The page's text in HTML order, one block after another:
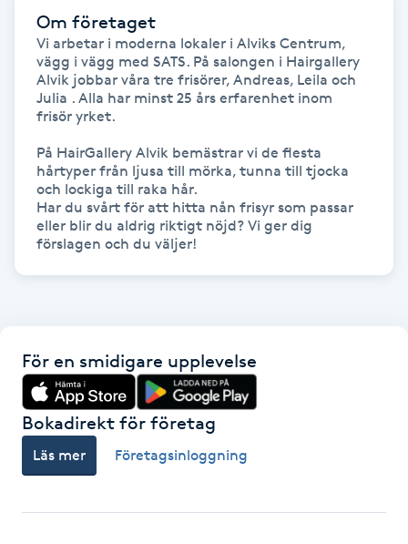
Herrklippning
HIFU
Hot Stone Massage
Hot yoga
Hudvård
Hyaluronsyra
Om företaget
Vi arbetar i moderna lokaler i Alviks Centrum,
vägg i vägg med SATS. På salongen i Hairgallery
Alvik jobbar våra tre frisörer, Andreas, Leila och
Julia . Alla har minst 25 års erfarenhet inom
frisör yrket.
På HairGallery Alvik bemästrar vi de flesta
hårtyper från ljusa till mörka, tunna till tjocka
och lockiga till raka hår.
Har du svårt för att hitta nån frisyr som passar
eller blir du aldrig riktigt nöjd? Vi ger dig
förslagen och du väljer!
För en smidigare upplevelse
Bokadirekt för företag
Läs mer Företagsinloggning